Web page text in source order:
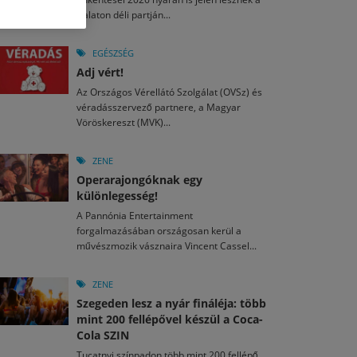
2026. JÚL. 15.
nézők 10 kedvenc filmje 2026 első félévében
2026. JÚL. 3.
án hozzánk is megérkezik a Rocktábor
2026. JÚL. 29.
a jubileumi Művészetek Völgye – még öt
kulturális ünnep
Fesztivál 2026
egy mese: 30 napos mesekihívást indít a Libri
2026. MÁJ. 11.
László kapta az Artisjus Irodalmi Nagydíjat
Balaton déli partján...
EGÉSZSÉG
Adj vért!
Az Országos Vérellátó Szolgálat (OVSz) és
véradásszervező partnere, a Magyar
Vöröskereszt (MVK)...
ZENE
Operarajongóknak egy
különlegesség!
A Pannónia Entertainment
forgalmazásában országosan kerül a
művészmozik vásznaira Vincent Cassel...
ZENE
Szegeden lesz a nyár fináléja: több
mint 200 fellépővel készül a Coca-
Cola SZIN